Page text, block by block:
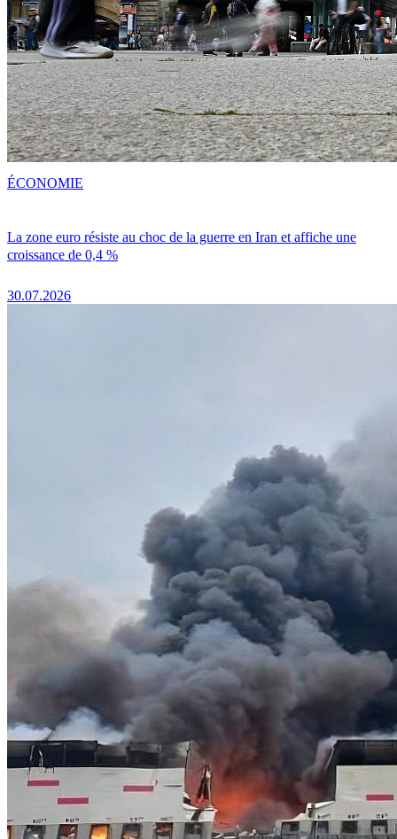
La zone euro résiste au choc de la guerre en Iran et affiche une
croissance de 0,4 %
30.07.2026
ÉCONOMIE